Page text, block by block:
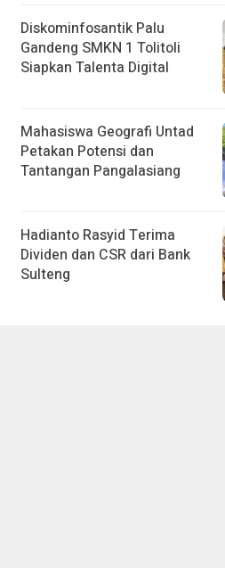
Diskominfosantik Palu
Gandeng SMKN 1 Tolitoli
Siapkan Talenta Digital
Mahasiswa Geografi Untad
Petakan Potensi dan
Tantangan Pangalasiang
Hadianto Rasyid Terima
Dividen dan CSR dari Bank
Sulteng